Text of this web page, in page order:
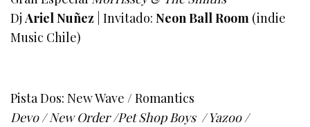
DjAriel Nuñez | Invitado:Neon Ball Room (indie
Music Chile)
Pista Dos: New Wave / Romantics
Devo / New Order /Pet Shop Boys / Yazoo /